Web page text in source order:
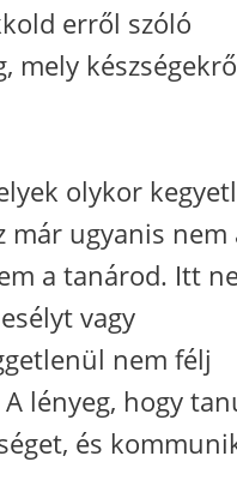
erről szóló
mely
olykor
már ugyanis nem
a tanárod. Itt
vagy
nem félj
lényeg, hogy
és